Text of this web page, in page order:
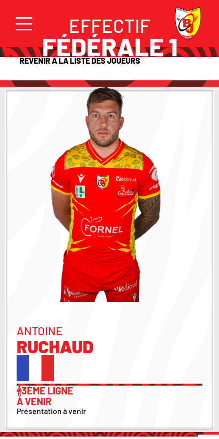
EFFECTIF
FÉDÉRALE 1
REVENIR À LA LISTE DES JOUEURS
ANTOINE
RUCHAUD
3ÈME LIGNE
À VENIR
Présentation à venir